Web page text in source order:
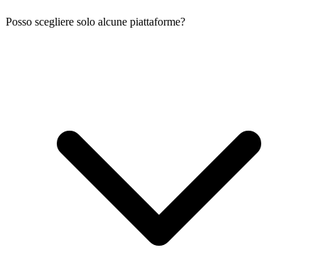
Posso scegliere solo alcune piattaforme?